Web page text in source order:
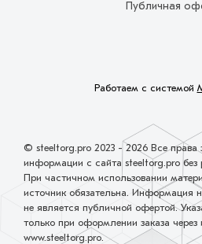
Публичная
Работаем с системой
© steeltorg.pro 2023 - 2026 Все
информации с сайта steeltorg.pro без
При частичном использовании
источник обязательна. Информация
не является публичной офертой.
только при оформлении заказа через
www.steeltorg.pro.